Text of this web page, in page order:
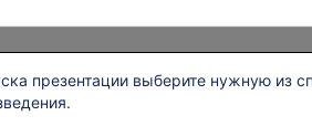
презентации выберите нужную из